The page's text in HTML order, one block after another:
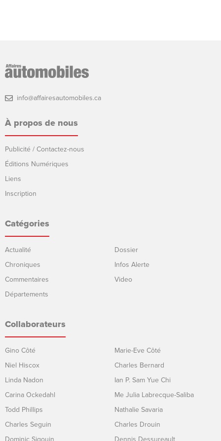
info@affairesautomobiles.ca
À propos de nous
Publicité / Contactez-nous
Éditions Numériques
Liens
Inscription
Catégories
Actualité
Chroniques
Commentaires
Départements
Dossier
Infos Alerte
Video
Collaborateurs
Gino Côté
Niel Hiscox
Linda Nadon
Carina Ockedahl
Todd Phillips
Charles Seguin
Marie-Eve Côté
Charles Bernard
Ian P. Sam Yue Chi
Me Julia Labrecque-Saliba
Nathalie Savaria
Charles Drouin